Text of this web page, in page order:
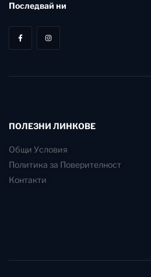
Последвай ни
ПОЛЕЗНИ ЛИНКОВЕ
Общи Условия
Политика за Поверителност
Контакти